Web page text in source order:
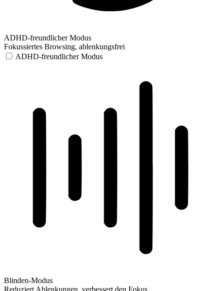
ADHD-freundlicher Modus
Fokussiertes Browsing, ablenkungsfrei
ADHD-freundlicher Modus
Blinden-Modus